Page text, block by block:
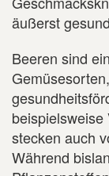
äußerst
Beeren sind
stecken auch
Während